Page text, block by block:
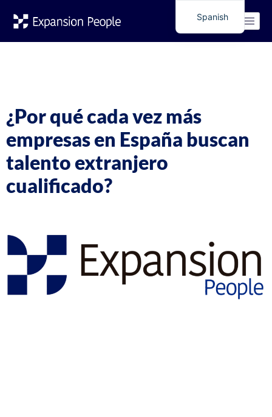
Etiqueta:ofertas
laborales españa
¿Por qué cada vez más
empresas en España buscan
talento extranjero
cualificado?
Spanish
English